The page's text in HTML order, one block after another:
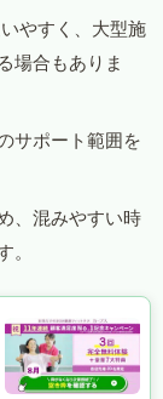
やすく、大型施
場合もありま
サポート範囲を
、混みやすい時